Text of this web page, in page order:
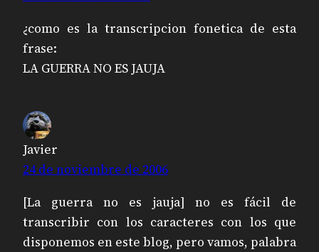
¿como es la transcripcion fonetica de esta
frase:
LA GUERRA NO ES JAUJA
Javier
24 de noviembre de 2006
[La guerra no es jauja] no es fácil de
transcribir con los caracteres con los que
disponemos en este blog, pero vamos, palabra